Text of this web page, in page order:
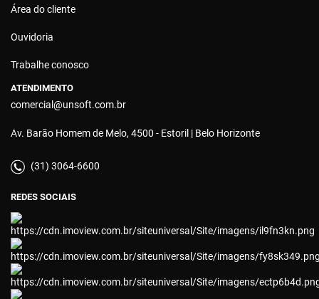
Área do cliente
Ouvidoria
Trabalhe conosco
ATENDIMENTO
comercial@unsoft.com.br
Av. Barão Homem de Melo, 4500 - Estoril | Belo Horizonte
(31) 3064-6600
REDES SOCIAIS